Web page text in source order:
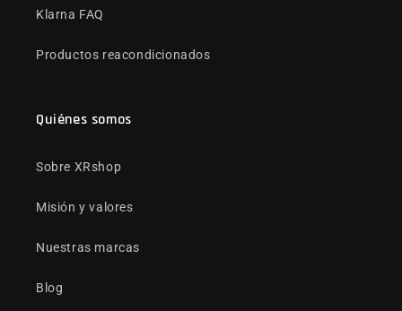
Klarna FAQ
Productos reacondicionados
Quiénes somos
Sobre XRshop
Misión y valores
Nuestras marcas
Blog